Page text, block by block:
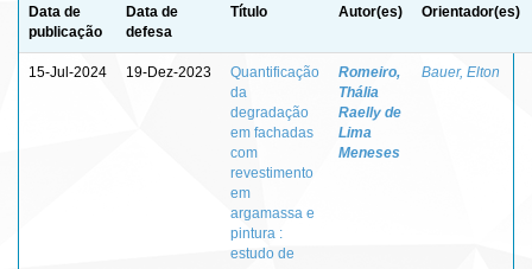
Data de
publicação
Data de
defesa
Título Autor(es) Orientador(es)
15-Jul-2024 19-Dez-2023
Quantificação
da
degradação
em fachadas
com
revestimento
em
argamassa e
pintura :
estudo de
Romeiro,
Thália
Raelly de
Lima
Meneses
Bauer, Elton